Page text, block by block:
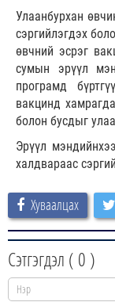
Улаанбурхан
сэргийлэгдэх
өвчний эсрэг
сумын эрүүл
програмд
вакцинд
болон бусдыг
Эрүүл
халдвараас
Хуваалцах
Сэтгэгдэл ( 0 )